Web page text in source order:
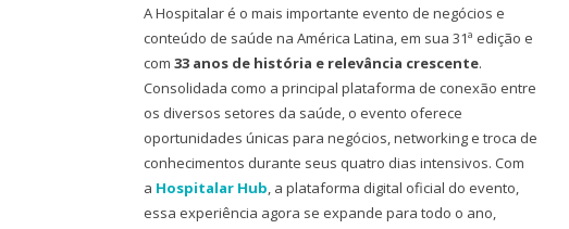
A Hospitalar é o mais importante evento de negócios e
conteúdo de saúde na América Latina, em sua 31ª edição e
com 33 anos de história e relevância crescente.
Consolidada como a principal plataforma de conexão entre
os diversos setores da saúde, o evento oferece
oportunidades únicas para negócios, networking e troca de
conhecimentos durante seus quatro dias intensivos. Com
a Hospitalar Hub, a plataforma digital oficial do evento,
essa experiência agora se expande para todo o ano,